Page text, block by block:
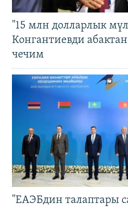
"15 млн долларлык
Конгантиевди
чечим
"ЕАЭБдин талаптары